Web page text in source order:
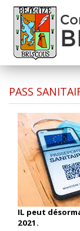
PASS
IL peut
2021.